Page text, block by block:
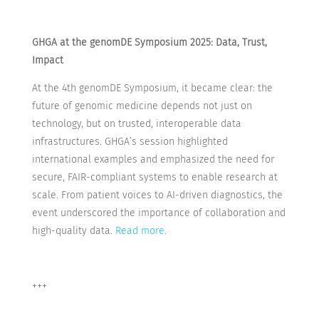
GHGA at the genomDE Symposium 2025: Data, Trust,
Impact
At the 4th genomDE Symposium, it became clear: the
future of genomic medicine depends not just on
technology, but on trusted, interoperable data
infrastructures. GHGA’s session highlighted
international examples and emphasized the need for
secure, FAIR-compliant systems to enable research at
scale. From patient voices to AI-driven diagnostics, the
event underscored the importance of collaboration and
high-quality data. Read more.
+++